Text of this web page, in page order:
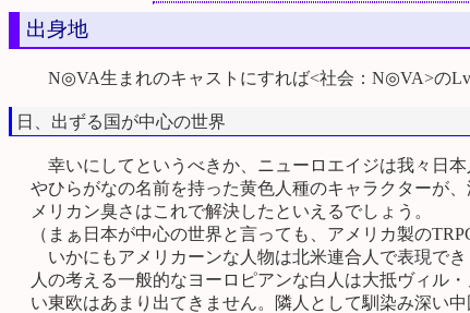
出身地
N◎VA生まれのキャストにすれば<社会：N◎VA>のLv
日、出ずる国が中心の世界
幸いにしてというべきか、ニューロエイジは我々日
やひらがなの名前を持った黄色人種のキャラクターが
メリカン臭さはこれで解決したといえるでしょう。
（まぁ日本が中心の世界と言っても、アメリカ製の
いかにもアメリカーンな人物は北米連合人で表現で
人の考える一般的なヨーロピアンな白人は大抵ヴィル
い東欧はあまり出てきません。隣人として馴染み深い